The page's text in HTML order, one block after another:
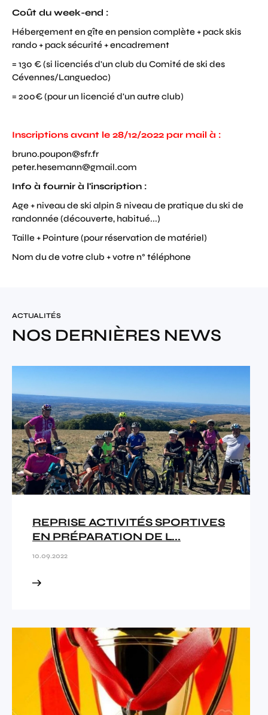
Coût du week-end :
Hébergement en gîte en pension complète + pack skis
rando + pack sécurité + encadrement
= 130 € (si licenciés d'un club du Comité de ski des
Cévennes/Languedoc)
= 200€ (pour un licencié d'un autre club)
Inscriptions avant le 28/12/2022 par mail à :
bruno.poupon@sfr.fr
peter.hesemann@gmail.com
Info à fournir à l'inscription :
Age + niveau de ski alpin & niveau de pratique du ski de
randonnée (découverte, habitué...)
Taille + Pointure (pour réservation de matériel)
Nom du de votre club + votre n° téléphone
ACTUALITÉS
NOS DERNIÈRES NEWS
REPRISE ACTIVITÉS SPORTIVES
EN PRÉPARATION DE L...
10.09.2022